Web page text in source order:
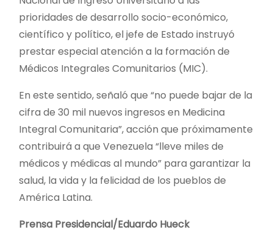
prioridades de desarrollo socio-económico,
científico y político, el jefe de Estado instruyó
prestar especial atención a la formación de
Médicos Integrales Comunitarios (MIC).
En este sentido, señaló que “no puede bajar de la
cifra de 30 mil nuevos ingresos en Medicina
Integral Comunitaria”, acción que próximamente
contribuirá a que Venezuela “lleve miles de
médicos y médicas al mundo” para garantizar la
salud, la vida y la felicidad de los pueblos de
América Latina.
Prensa Presidencial/Eduardo Hueck